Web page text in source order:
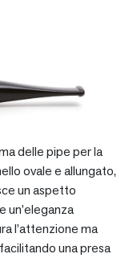
delle pipe per la
ovale e allungato,
un aspetto
un’eleganza
l’attenzione ma
una presa